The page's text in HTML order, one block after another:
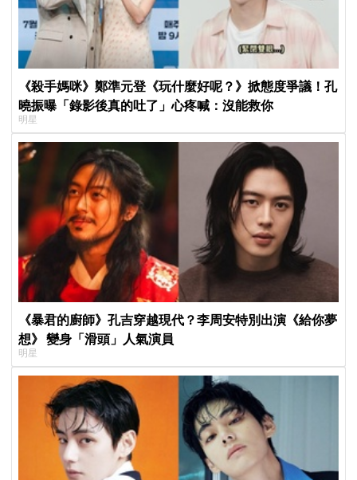
《殺手媽咪》鄭準元登《玩什麼好呢？》掀態度爭議！孔
曉振曝「錄影後真的吐了」心疼喊：沒能救你
明星
《暴君的廚師》孔吉穿越現代？李周安特別出演《給你夢
想》 變身「滑頭」人氣演員
明星